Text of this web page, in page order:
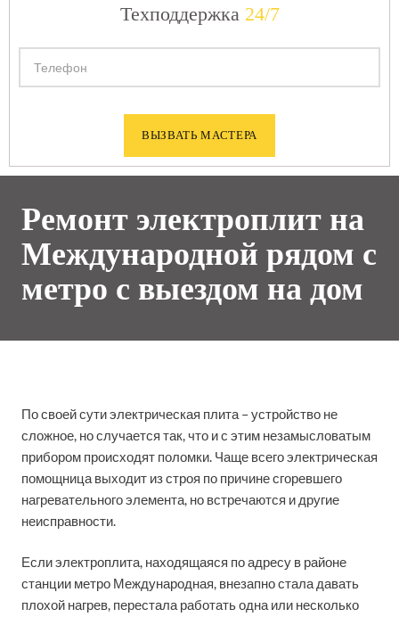
Техподдержка 24/7
Ремонт электроплит на
Международной рядом с
метро с выездом на дом
По своей сути электрическая плита – устройство не
сложное, но случается так, что и с этим незамысловатым
прибором происходят поломки. Чаще всего электрическая
помощница выходит из строя по причине сгоревшего
нагревательного элемента, но встречаются и другие
неисправности.
Если электроплита, находящаяся по адресу в районе
станции метро Международная, внезапно стала давать
плохой нагрев, перестала работать одна или несколько